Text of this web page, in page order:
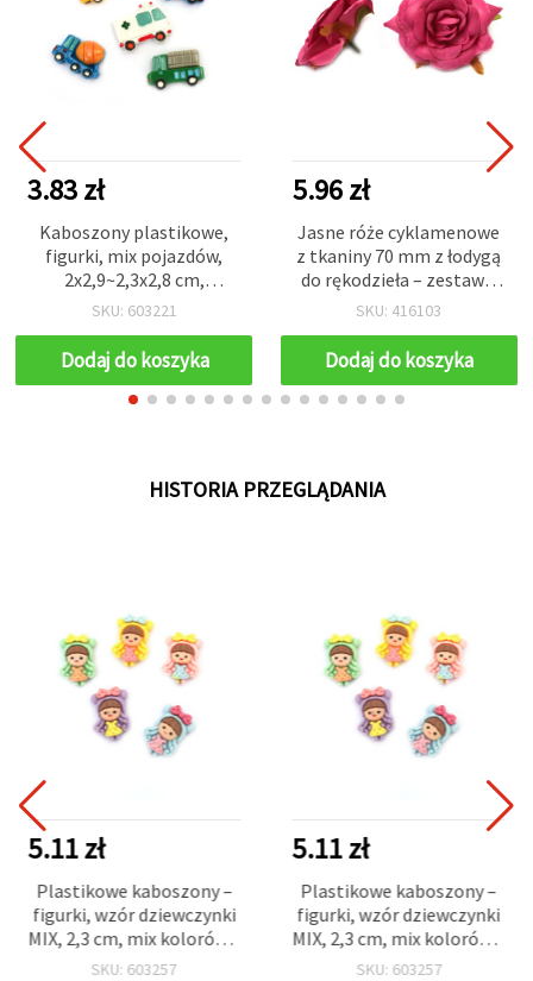
3.83 zł
Kaboszony plastikowe,
figurki, mix pojazdów,
2x2,9~2,3x2,8 cm,
wielokolorowe, 5 szt.
SKU: 603221
Dodaj do koszyka
5.96 zł
Jasne róże cyklamenowe
z tkaniny 70 mm z łodygą
do rękodzieła – zestaw 2
szt.
SKU: 416103
Dodaj do koszyka
HISTORIA PRZEGLĄDANIA
5.11 zł
Plastikowe kaboszony –
figurki, wzór dziewczynki
MIX, 2,3 cm, mix kolorów –
10 szt.
SKU: 603257
5.11 zł
Plastikowe kaboszony –
figurki, wzór dziewczynki
MIX, 2,3 cm, mix kolorów –
10 szt.
SKU: 603257